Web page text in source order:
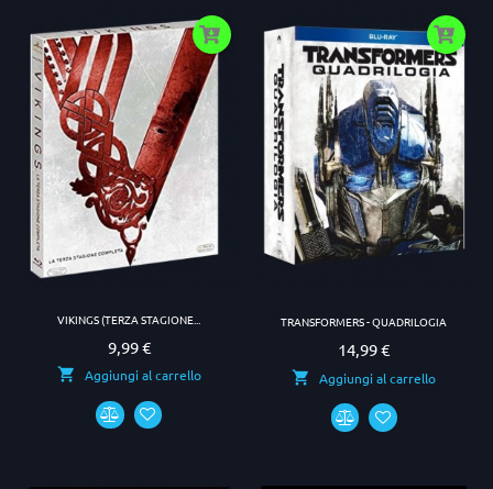
VIKINGS (TERZA STAGIONE...
Prezzo
9,99 €
Aggiungi al carrello
TRANSFORMERS - QUADRILOGIA
Prezzo
14,99 €
Aggiungi al carrello